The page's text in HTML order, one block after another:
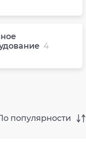
4
популярности